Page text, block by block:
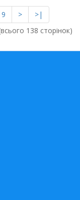
9 >
>|
138 сторінок)